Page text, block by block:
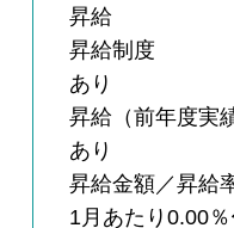
昇給
昇給制度
あり
昇給（前年度実
あり
昇給金額／昇給
1月あたり0.00